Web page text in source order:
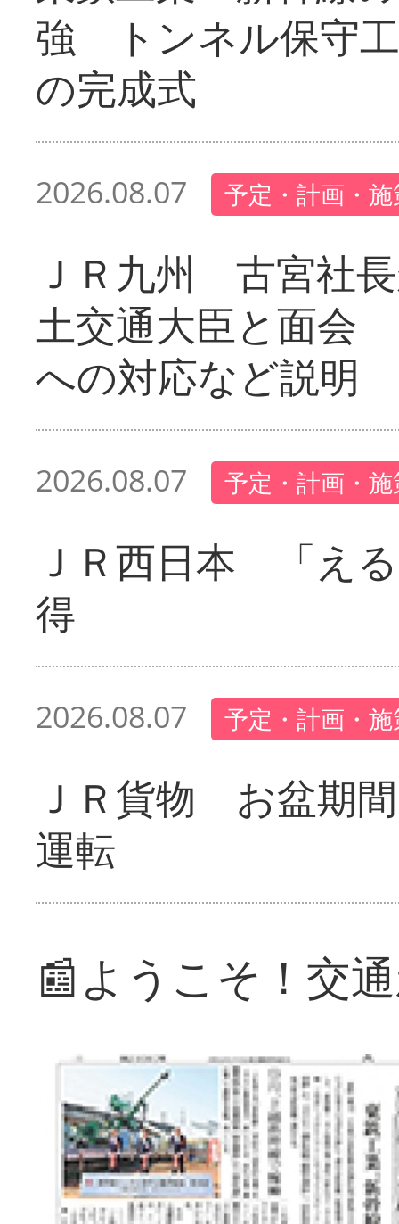
強 トンネル保守
の完成式
2026.08.07 予定・計画・
ＪＲ九州 古宮社
土交通大臣と面会
への対応など説明
2026.08.07 予定・計画・
ＪＲ西日本 「え
得
2026.08.07 予定・計画・
ＪＲ貨物 お盆期
運転
📰ようこそ！交